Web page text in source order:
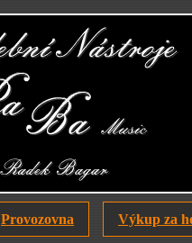
Provozovna Výkup za